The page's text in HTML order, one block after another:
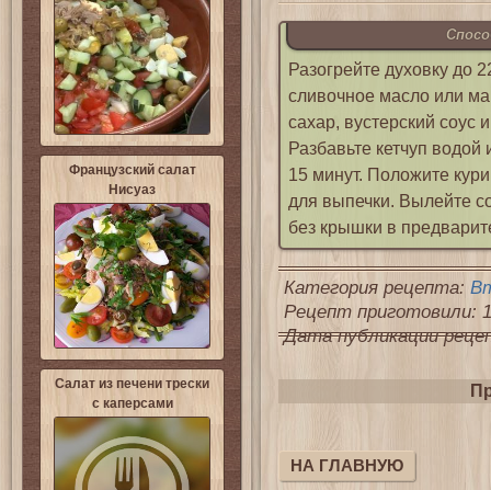
Французский салат
Нисуаз
Салат из печени трески
с каперсами
Разогрейте духовку до
сливочное масло или
сахар, вустерский соус
Разбавьте кетчуп
15 минут. Положите
для выпечки. Вылейте
без крышки в
Категория рецепта:
Рецепт приготовили:
Дата публикации
НА ГЛАВНУЮ